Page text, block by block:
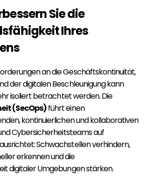
Sie die
Ihres
an die Geschäftskontinuität,
der digitalen Beschleunigung kann
isoliert betrachtet werden. Die
(SecOps)führt einen
kontinuierlichen und kollaborativen
Cybersicherheitsteams auf
Schwachstellen verhindern,
erkennen und die
digitaler Umgebungen stärken.